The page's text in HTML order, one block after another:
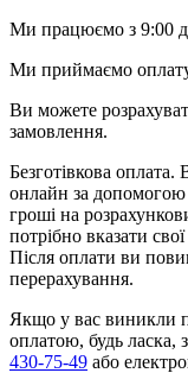
Ми працюємо з 9:00
Ми приймаємо
Ви можете
замовлення.
Безготівкова
онлайн за допомогою
гроші на
потрібно вказати
Після оплати ви
перерахування.
Якщо у вас виникли
оплатою, будь ласка,
430-75-49 або